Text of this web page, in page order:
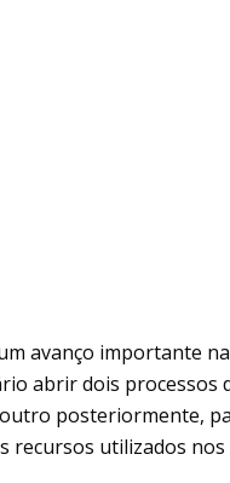
avanço importante
abrir dois processos
posteriormente,
recursos utilizados